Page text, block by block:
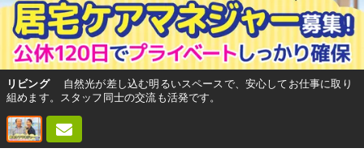
リビング
自然光が差し込む明るいスペースで、安心してお仕事に取り
組めます。スタッフ同士の交流も活発です。